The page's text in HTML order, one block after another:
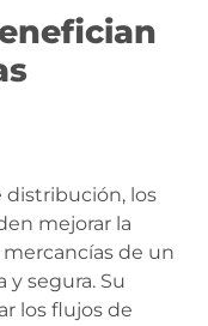
distribución, los
mejorar la
de un
y segura. Su
los flujos de